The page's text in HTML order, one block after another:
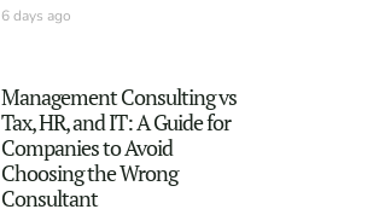
6 days ago
Management Consulting vs
Tax, HR, and IT: A Guide for
Companies to Avoid
Choosing the Wrong
Consultant